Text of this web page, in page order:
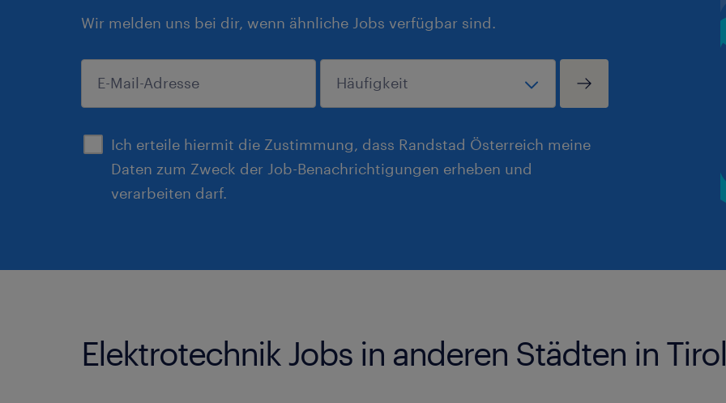
Wir melden uns bei dir, wenn ähnliche Jobs verfügbar sind.
Ich erteile hiermit die Zustimmung, dass Randstad Österreich meine
Daten zum Zweck der Job-Benachrichtigungen erheben und
verarbeiten darf.
einreichen
Elektrotechnik Jobs in anderen Städten in Tirol